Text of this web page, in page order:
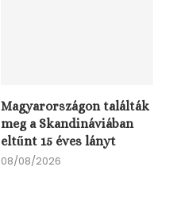
Magyarországon találták
meg a Skandináviában
eltűnt 15 éves lányt
08/08/2026